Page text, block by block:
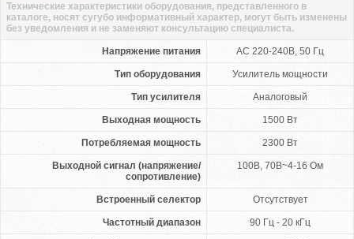
Напряжение питания АС 220-240В, 50 Гц
Тип оборудования Усилитель мощности
Тип усилителя Аналоговый
Выходная мощность 1500 Вт
Потребляемая мощность 2300 Вт
Выходной сигнал (напряжение/
сопротивление)
100В, 70В~4-16 Ом
Встроенный селектор Отсутствует
Частотный диапазон 90 Гц - 20 кГц
Технические характеристики оборудования, представленного в
каталоге, носят сугубо информативный характер, могут быть изменены
без уведомления и не заменяют консультацию специалиста.